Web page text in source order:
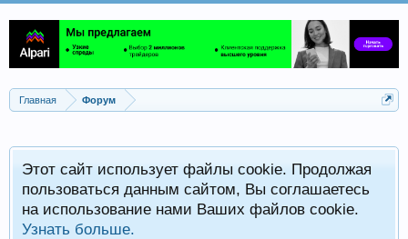
Главная Форум
Этот сайт использует файлы cookie. Продолжая
пользоваться данным сайтом, Вы соглашаетесь
на использование нами Ваших файлов cookie.
Узнать больше.